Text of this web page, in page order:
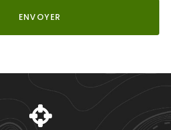
ENVOYER